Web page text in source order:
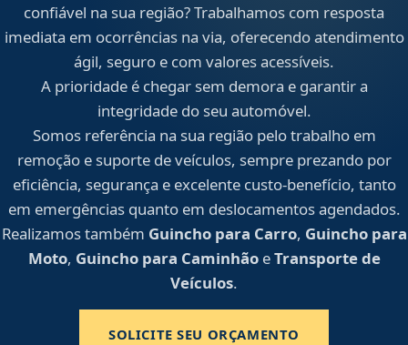
confiável na sua região? Trabalhamos com resposta
imediata em ocorrências na via, oferecendo atendimento
ágil, seguro e com valores acessíveis.
A prioridade é chegar sem demora e garantir a
integridade do seu automóvel.
Somos referência na sua região pelo trabalho em
remoção e suporte de veículos, sempre prezando por
eficiência, segurança e excelente custo-benefício, tanto
em emergências quanto em deslocamentos agendados.
Realizamos também Guincho para Carro, Guincho para
Moto, Guincho para CaminhãoeTransporte de
Veículos.
SOLICITE SEU ORÇAMENTO